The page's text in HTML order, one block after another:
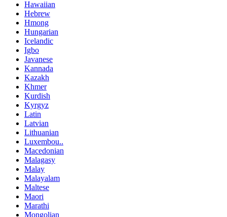
Hawaiian
Hebrew
Hmong
Hungarian
Icelandic
Igbo
Javanese
Kannada
Kazakh
Khmer
Kurdish
Kyrgyz
Latin
Latvian
Lithuanian
Luxembou..
Macedonian
Malagasy
Malay
Malayalam
Maltese
Maori
Marathi
Mongolian